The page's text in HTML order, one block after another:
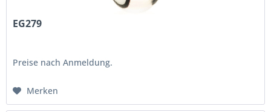
EG279
Preise nach Anmeldung.
Merken